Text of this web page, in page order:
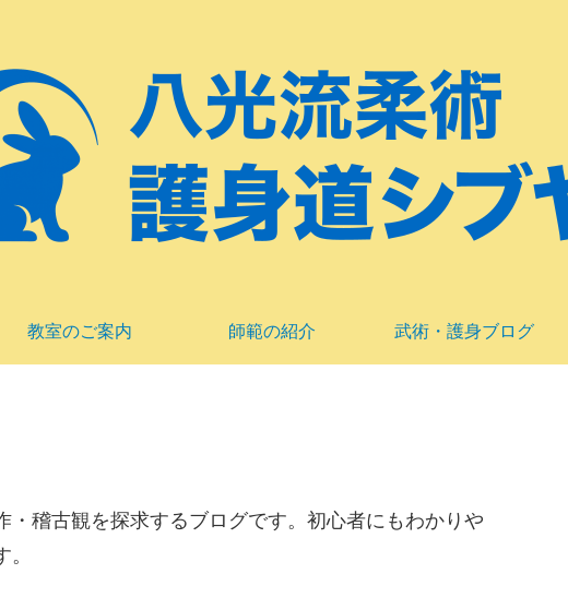
教室のご案内 師範の紹介 武術・護身ブログ
・稽古観を探求するブログです。初心者にもわかりや